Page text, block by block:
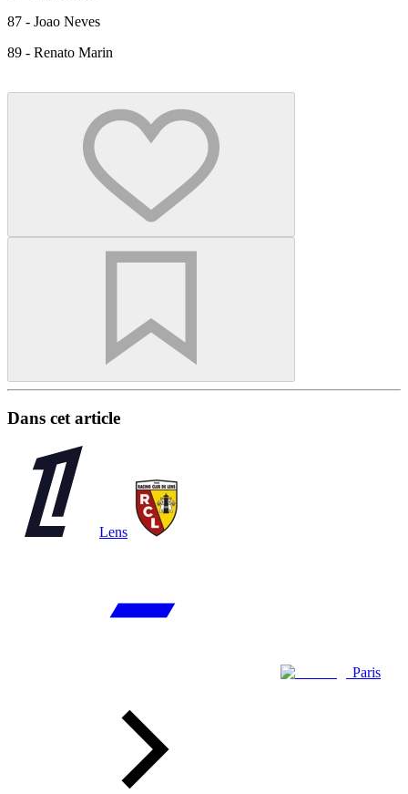
87 - Joao Neves
89 - Renato Marin
Dans cet article
Lens
Paris